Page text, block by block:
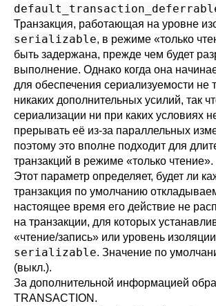
Транзакция, работающая на уровне
serializable, в режиме «только
быть задержана, прежде чем будет
выполнение. Однако когда она
для обеспечения сериализуемости не
никаких дополнительных усилий, так
сериализации ни при каких условиях
прерывать её из-за параллельных
поэтому это вполне подходит для
транзакций в режиме «только чтение».
Этот параметр определяет, будет ли
транзакция по умолчанию
настоящее время его действие не
на транзакции, для которых
«чтение/запись» или уровень
serializable. Значение по
(выкл.).
За дополнительной информацией
TRANSACTION .